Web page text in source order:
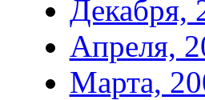
Декабря,
Апреля,
Марта,